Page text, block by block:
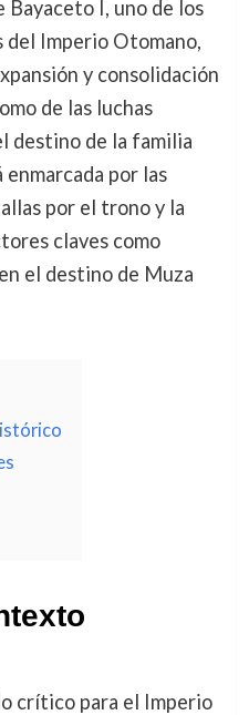
Bayaceto I, uno de los
del Imperio Otomano,
y consolidación
de las luchas
destino de la familia
por las
por el trono y la
claves como
el destino de Muza
crítico para el Imperio